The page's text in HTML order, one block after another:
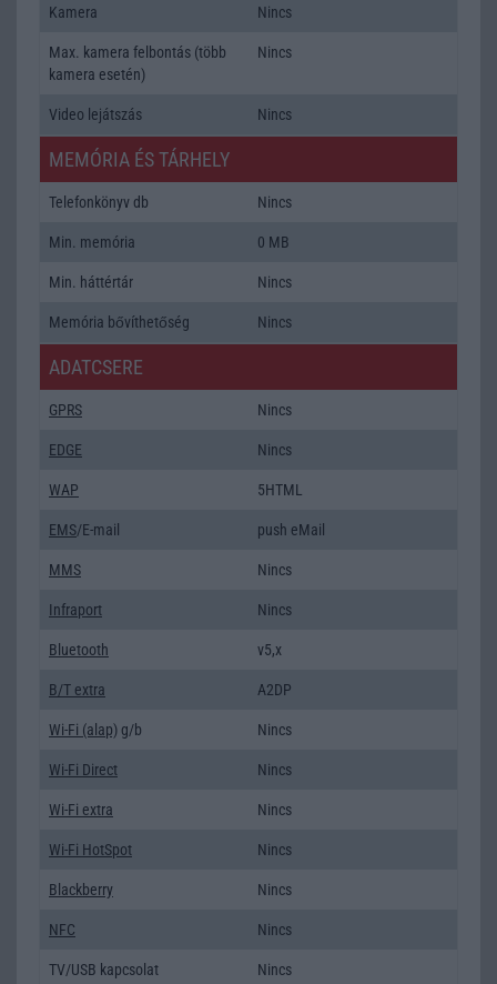
Kamera Nincs
Max. kamera felbontás (több
kamera esetén)
Nincs
Video lejátszás Nincs
MEMÓRIA ÉS TÁRHELY
Telefonkönyv db Nincs
Min. memória 0 MB
Min. háttértár Nincs
Memória bővíthetőség Nincs
ADATCSERE
GPRS Nincs
EDGE Nincs
WAP 5HTML
EMS/E-mail push eMail
MMS Nincs
Infraport Nincs
Bluetooth v5,x
B/T extra A2DP
Wi-Fi (alap) g/b Nincs
Wi-Fi Direct Nincs
Wi-Fi extra Nincs
Wi-Fi HotSpot Nincs
Blackberry Nincs
NFC Nincs
TV/USB kapcsolat Nincs